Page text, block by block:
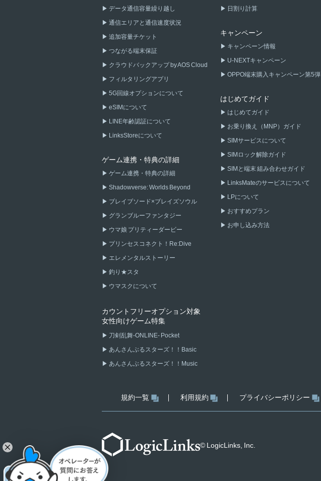
データ通信容量繰り越し
通信エリアと通信速度状況
追加容量チケット
つながる端末保証
クラウドバックアップ by AOS Cloud
フィルタリングアプリ
5G回線オプションについて
eSIMについて
LINE年齢認証について
LinksStoreについて
ゲーム連携・特典の詳細
ゲーム連携・特典の詳細
Shadowverse: Worlds Beyond
ブレイブソード×ブレイズソウル
グランブルーファンタジー
ウマ娘 プリティーダービー
プリンセスコネクト！Re:Dive
エレメンタルストーリー
釣り★スタ
ウマスクについて
カウントフリーオプション対象
女性向けゲーム特集
刀剣乱舞-ONLINE- Pocket
あんさんぶるスターズ！！Basic
あんさんぶるスターズ！！Music
日割り計算
キャンペーン
キャンペーン情報
U-NEXTキャンペーン
OPPO端末購入キャンペーン第5弾
はじめてガイド
はじめてガイド
お乗り換え（MNP）ガイド
SIMサービスについて
SIMロック解除ガイド
SIMと端末 組み合わせガイド
LinksMateのサービスについて
LPについて
おすすめプラン
お申し込み方法
規約一覧 利用規約 プライバシーポリシー
© LogicLinks, Inc.